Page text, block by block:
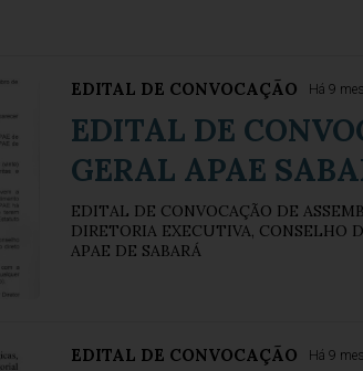
EDITAL DE CONVOCAÇÃO Há 9
EDITAL DE
GERAL APAE
EDITAL DE CONVOCAÇÃO DE
DIRETORIA EXECUTIVA, CONSELHO
APAE DE SABARÁ
EDITAL DE CONVOCAÇÃO Há 9